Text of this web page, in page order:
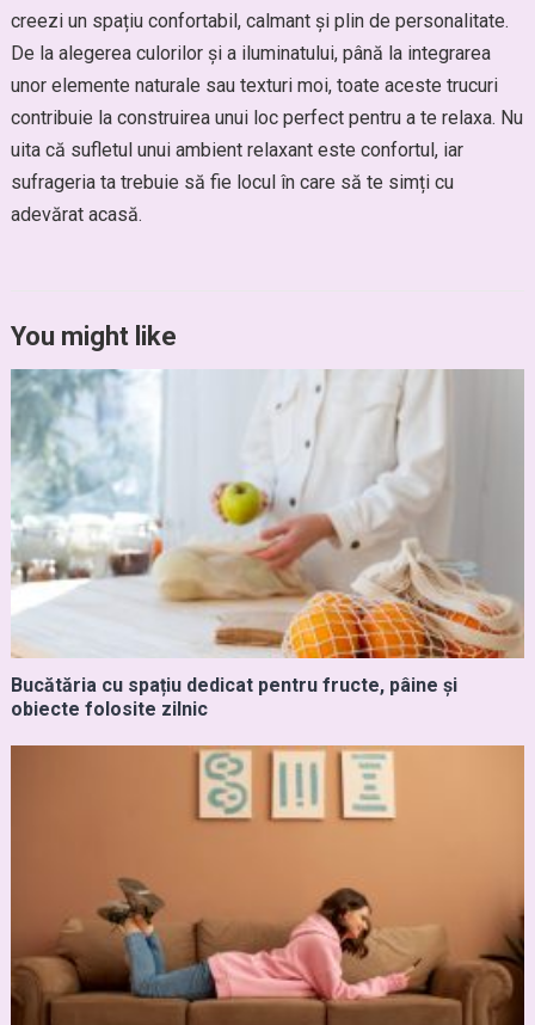
creezi un spațiu confortabil, calmant și plin de personalitate.
De la alegerea culorilor și a iluminatului, până la integrarea
unor elemente naturale sau texturi moi, toate aceste trucuri
contribuie la construirea unui loc perfect pentru a te relaxa. Nu
uita că sufletul unui ambient relaxant este confortul, iar
sufrageria ta trebuie să fie locul în care să te simți cu
adevărat acasă.
You might like
Bucătăria cu spațiu dedicat pentru fructe, pâine și
obiecte folosite zilnic